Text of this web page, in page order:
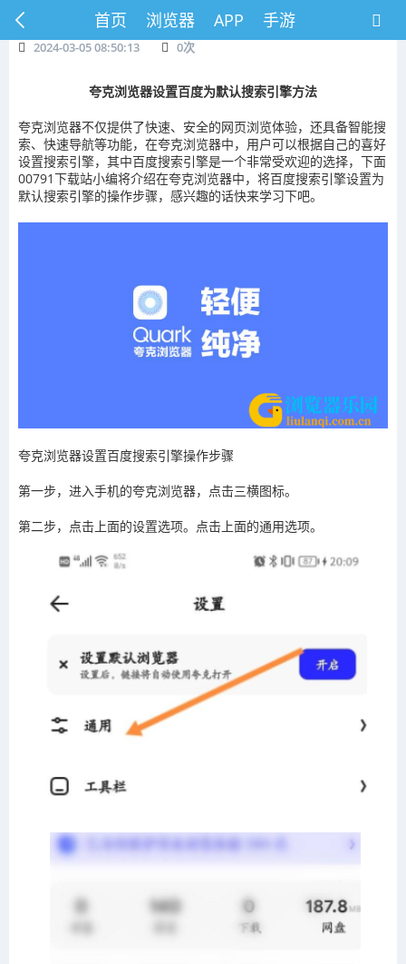
首页 浏览器 APP 手游
2024-03-05 08:50:13 0次
夸克浏览器设置百度为默认搜索引擎方法
夸克浏览器不仅提供了快速、安全的网页浏览体验，还具备智能搜
索、快速导航等功能，在夸克浏览器中，用户可以根据自己的喜好
设置搜索引擎，其中百度搜索引擎是一个非常受欢迎的选择，下面
00791下载站小编将介绍在夸克浏览器中，将百度搜索引擎设置为
默认搜索引擎的操作步骤，感兴趣的话快来学习下吧。
夸克浏览器设置百度搜索引擎操作步骤
第一步，进入手机的夸克浏览器，点击三横图标。
第二步，点击上面的设置选项。点击上面的通用选项。